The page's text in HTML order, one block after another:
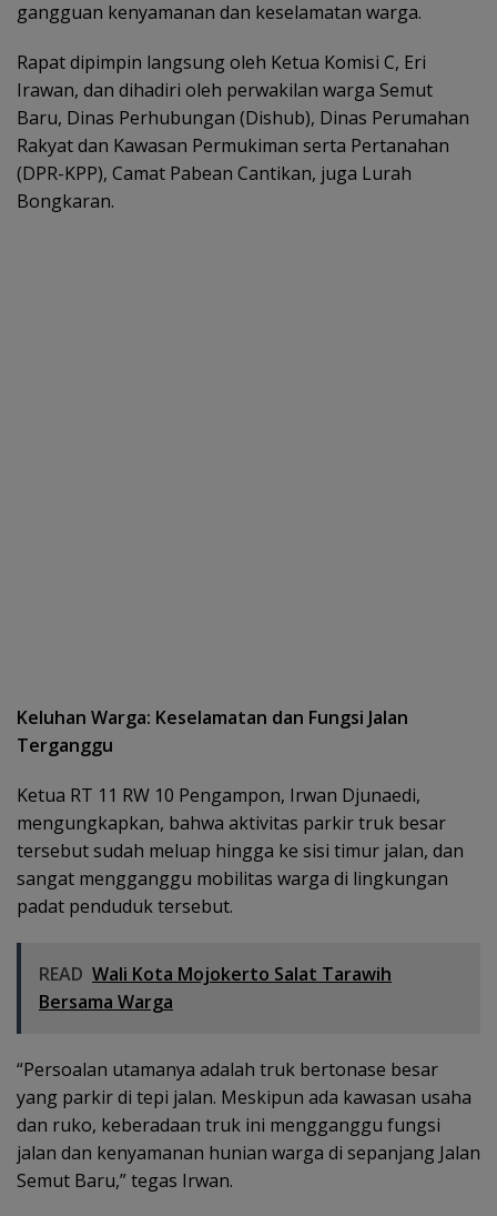
gangguan kenyamanan dan keselamatan warga.
Rapat dipimpin langsung oleh Ketua Komisi C, Eri
Irawan, dan dihadiri oleh perwakilan warga Semut
Baru, Dinas Perhubungan (Dishub), Dinas Perumahan
Rakyat dan Kawasan Permukiman serta Pertanahan
(DPR-KPP), Camat Pabean Cantikan, juga Lurah
Bongkaran.
Keluhan Warga: Keselamatan dan Fungsi Jalan
Terganggu
Ketua RT 11 RW 10 Pengampon, Irwan Djunaedi,
mengungkapkan, bahwa aktivitas parkir truk besar
tersebut sudah meluap hingga ke sisi timur jalan, dan
sangat mengganggu mobilitas warga di lingkungan
padat penduduk tersebut.
READ Wali Kota Mojokerto Salat Tarawih
Bersama Warga
“Persoalan utamanya adalah truk bertonase besar
yang parkir di tepi jalan. Meskipun ada kawasan usaha
dan ruko, keberadaan truk ini mengganggu fungsi
jalan dan kenyamanan hunian warga di sepanjang Jalan
Semut Baru,” tegas Irwan.